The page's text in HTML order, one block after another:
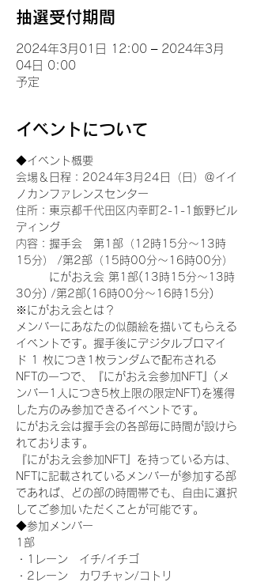
抽選受付期間
2024年3月01日 12:00 – 2024年3月
04日 0:00
予定
イベントについて
◆イベント概要
会場＆日程：2024年3月24日（日）＠イイ
ノカンファレンスセンター
住所：東京都千代田区内幸町2-1-1飯野ビル
ディング
内容：握手会　第1部（12時15分～13時
15分） /第2部（15時00分～16時00分）
にがおえ会 第1部(13時15分～13時
30分) /第2部(16時00分～16時15分)
※にがおえ会とは？
メンバーにあなたの似顔絵を描いてもらえる
イベントです。握手後にデジタルブロマイ
ド 1 枚につき1枚ランダムで配布される
NFTの一つで、『にがおえ会参加NFT』(メ
ンバー1人につき5枚上限の限定NFT)を獲得
した方のみ参加できるイベントです。
にがおえ会は握手会の各部毎に時間が設けら
れております。
『にがおえ会参加NFT』を持っている方は、
NFTに記載されているメンバーが参加する部
であれば、どの部の時間帯でも、自由に選択
してご参加いただくことが可能です。
◆参加メンバー
1部
・1レーン　イチ/イチゴ
・2レーン　カワチャン/コトリ